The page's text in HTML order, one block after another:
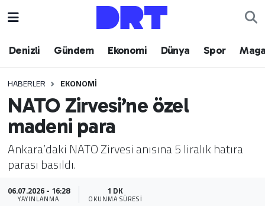
Denizli Gündem Ekonomi Dünya Spor
HABERLER EKONOMI
NATO Zirvesi’ne özel
madeni para
Ankara’daki NATO Zirvesi anısına 5 liralık hatıra
parası basıldı.
06.07.2026 - 16:28
YAYINLANMA
1 DK
OKUNMA SÜRESI
Denizli
Ekonomi
Dünya
Spor
Magazin
Hava Durumu
Trafik Durumu
Puan Durumu ve Fikstür
Tüm Manşetler
Son Dakika Haberleri
Haber Arşivi